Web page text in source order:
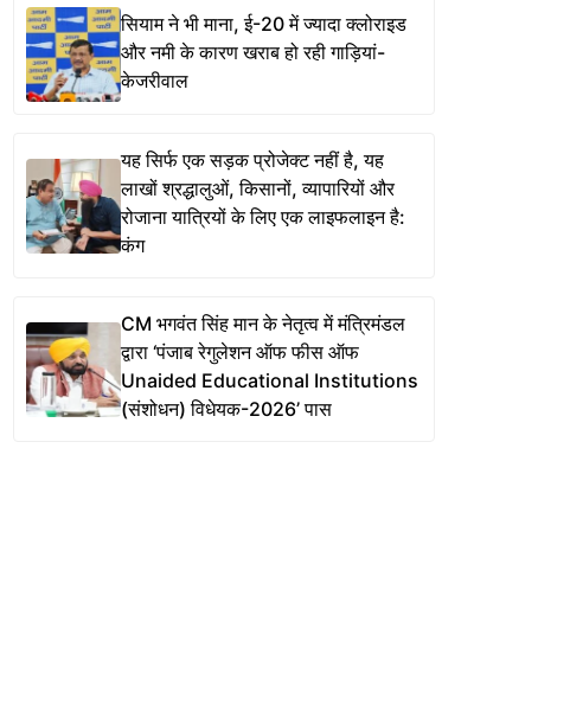
सियाम ने भी माना, ई-20 में ज्यादा क्लोराइड
और नमी के कारण खराब हो रही गाड़ियां-
केजरीवाल
यह सिर्फ एक सड़क प्रोजेक्ट नहीं है, यह
लाखों श्रद्धालुओं, किसानों, व्यापारियों और
रोजाना यात्रियों के लिए एक लाइफलाइन है:
कंग
CM भगवंत सिंह मान के नेतृत्व में मंत्रिमंडल
द्वारा ‘पंजाब रेगुलेशन ऑफ फीस ऑफ
Unaided Educational Institutions
(संशोधन) विधेयक-2026’ पास